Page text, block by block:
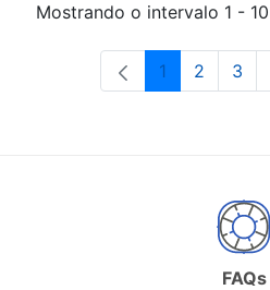
Mostrando o intervalo 1 -
Páxina
1 Páxina
2 3
FAQs